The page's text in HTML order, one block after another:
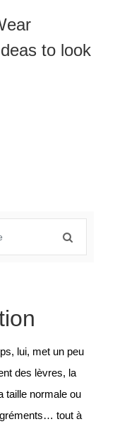
to look
lui, met un peu
des lèvres, la
taille normale ou
tout à